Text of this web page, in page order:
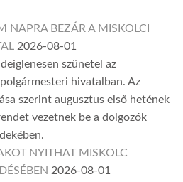
NAPRA BEZÁR A MISKOLCI
2026-08-01
szünetel az
hivatalban. Az
szerint augusztus első hetének
vezetnek be a dolgozók
NYITHAT MISKOLC
2026-08-01